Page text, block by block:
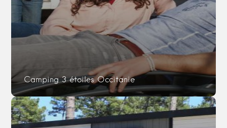
Camping 3 étoiles Occitanie